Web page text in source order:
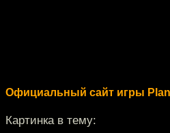
Официальный сайт игры
Картинка в тему: